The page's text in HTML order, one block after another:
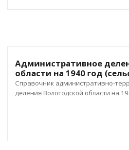
Административное
области на 1940 год
Справочник административно-
деления Вологодской области на